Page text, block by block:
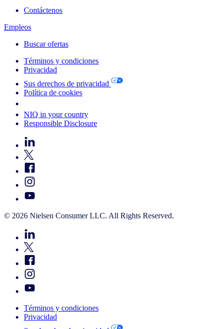
Contáctenos
Empleos
Buscar ofertas
Términos y condiciones
Privacidad
Sus derechos de privacidad
Política de cookies
NIQ in your country
Responsible Disclosure
© 2026 Nielsen Consumer LLC. All Rights Reserved.
Términos y condiciones
Privacidad